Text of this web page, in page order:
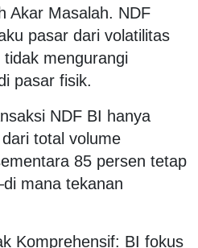
Akar Masalah. NDF
pasar dari volatilitas
mengurangi
pasar fisik.
NDF BI hanya
total volume
85 persen tetap
mana tekanan
Komprehensif: BI fokus